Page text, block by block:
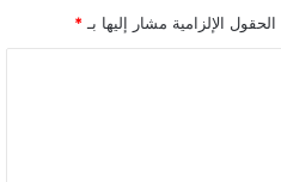
الحقول الإلزامية مشار إليها بـ *